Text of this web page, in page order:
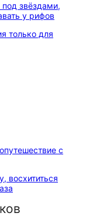
звёздами,
у рифов
с
восхититься